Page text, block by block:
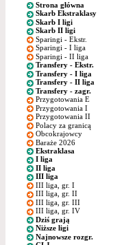
Strona główna
Skarb Ekstraklasy
Skarb I ligi
Skarb II ligi
Sparingi - Ekstr.
Sparingi - I liga
Sparingi - II liga
Transfery - Ekstr.
Transfery - I liga
Transfery - II liga
Transfery - zagr.
Przygotowania E
Przygotowania I
Przygotowania II
Polacy za granicą
Obcokrajowcy
Baraże 2026
Ekstraklasa
I liga
II liga
III liga
III liga, gr. I
III liga, gr. II
III liga, gr. III
III liga, gr. IV
Dziś grają
Niższe ligi
Najnowsze rozgr.